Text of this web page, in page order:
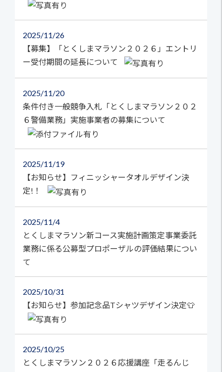
2025 11/26
【募集】「とくしまマラソン２０２６」エントリ
ー受付期間の延長について
2025 11/20
条件付き一般競争入札「とくしまマラソン２０２
６警備業務」実施事業者の募集について
2025 11/19
【お知らせ】フィニッシャータオルデザイン決
定!！
2025 11/4
とくしまマラソン新コース実施計画策定事業委託
業務に係る公募型プロポーザルの評価結果につい
て
2025 10/31
【お知らせ】参加記念品Tシャツデザイン決定👕
2025 10/25
とくしまマラソン２０２６応援講座「走るんじ